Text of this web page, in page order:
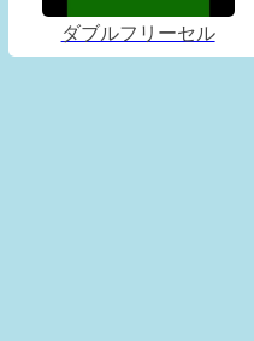
ダブルフリーセル